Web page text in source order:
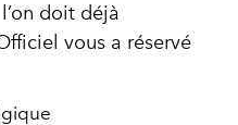
doit déjà
vous a réservé